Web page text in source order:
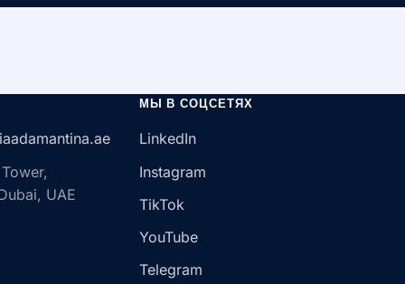
UAE
МЫ В СОЦСЕТЯХ
LinkedIn
Instagram
TikTok
YouTube
Telegram